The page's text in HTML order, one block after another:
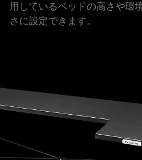
用しているベッドの高さや環
さに設定できます。